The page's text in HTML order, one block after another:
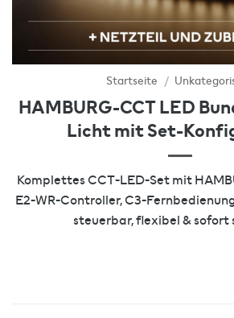
Startseite /
HAMBURG-CCT LED
Licht mit Set-
Komplettes CCT-LED-Set mit
E2-WR-Controller, C3-
steuerbar, flexibel &